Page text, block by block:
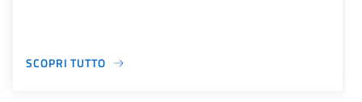
SCOPRI TUTTO